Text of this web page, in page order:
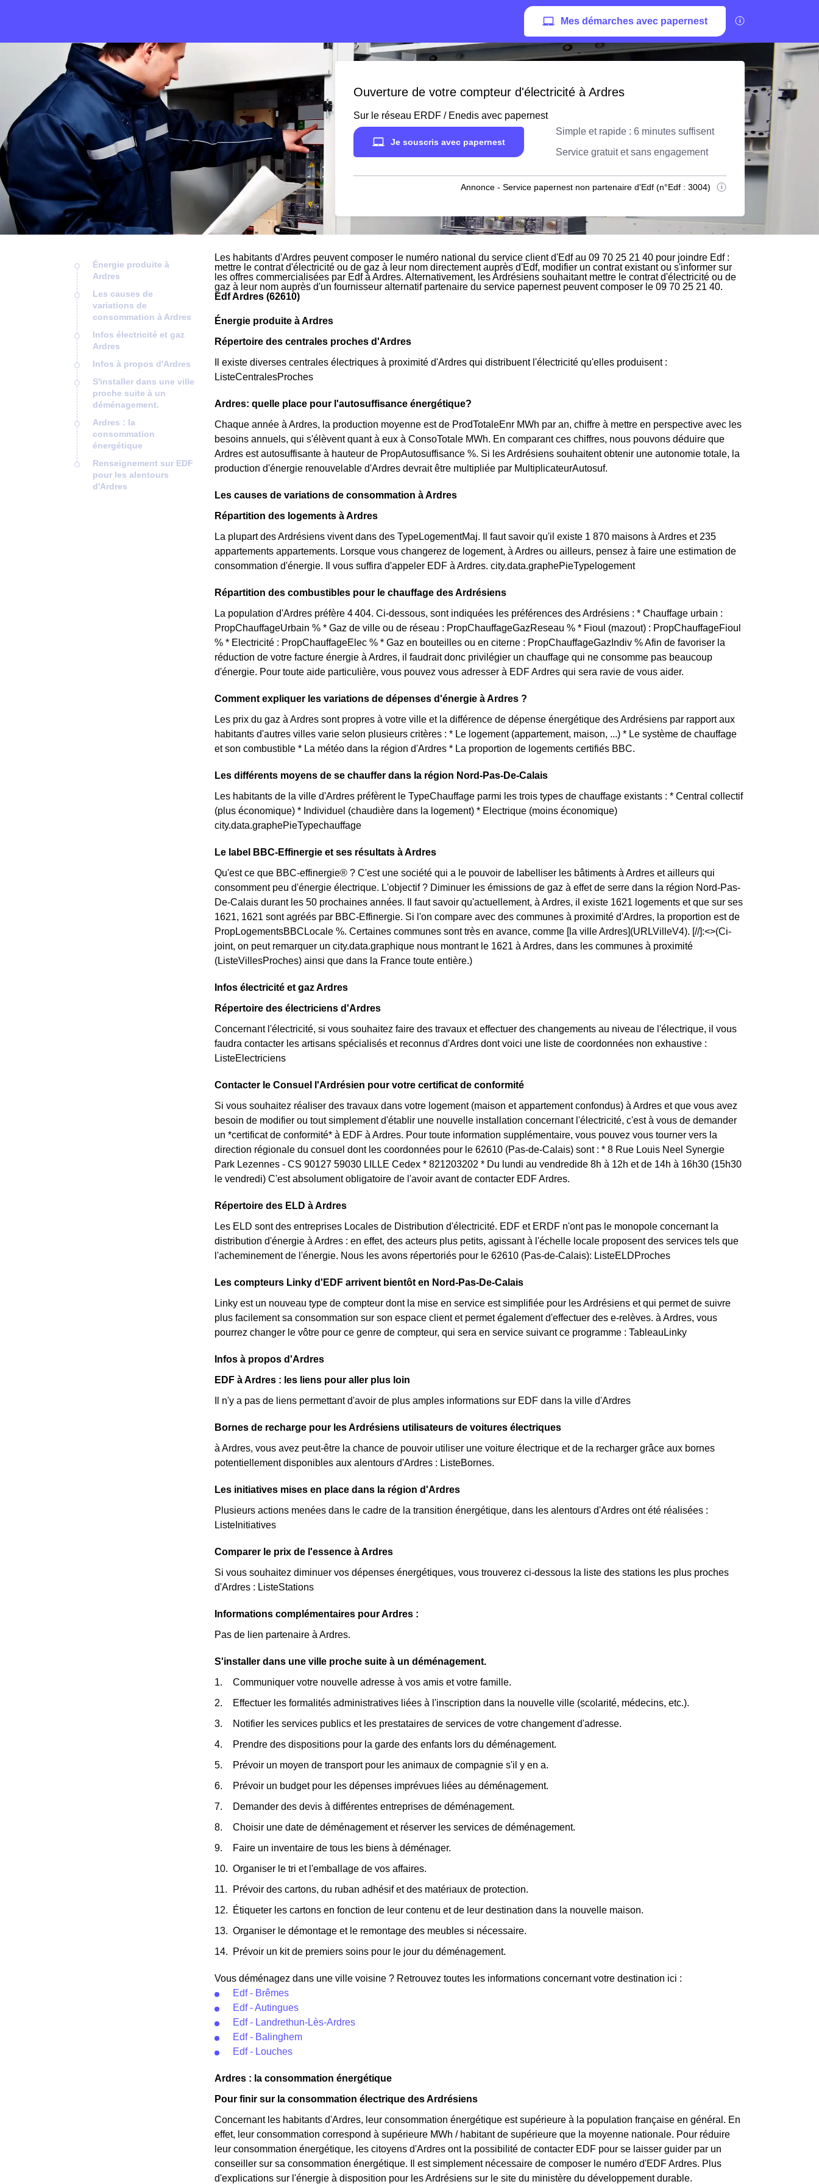
Mes démarches avec papernest
Ouverture de votre compteur d'électricité à Ardres
Sur le réseau ERDF / Enedis avec papernest
Je souscris avec papernest
Simple et rapide : 6 minutes suffisent
Service gratuit et sans engagement
Annonce - Service papernest non partenaire d'Edf (n°Edf : 3004)
Énergie produite à
Ardres
Les causes de
variations de
consommation à Ardres
Infos électricité et gaz
Ardres
Infos à propos d'Ardres
S'installer dans une ville
proche suite à un
déménagement.
Ardres : la
consommation
énergétique
Renseignement sur EDF
pour les alentours
d'Ardres
Les habitants d'Ardres peuvent composer le numéro national du service client d'Edf au 09 70 25 21 40 pour joindre Edf :
mettre le contrat d'électricité ou de gaz à leur nom directement auprès d'Edf, modifier un contrat existant ou s'informer sur
les offres commercialisées par Edf à Ardres. Alternativement, les Ardrésiens souhaitant mettre le contrat d'électricité ou de
gaz à leur nom auprès d'un fournisseur alternatif partenaire du service papernest peuvent composer le 09 70 25 21 40.
Edf Ardres (62610)
Énergie produite à Ardres
Répertoire des centrales proches d'Ardres
Il existe diverses centrales électriques à proximité d'Ardres qui distribuent l'électricité qu'elles produisent :
ListeCentralesProches
Ardres: quelle place pour l'autosuffisance énergétique?
Chaque année à Ardres, la production moyenne est de ProdTotaleEnr MWh par an, chiffre à mettre en perspective avec les
besoins annuels, qui s'élèvent quant à eux à ConsoTotale MWh. En comparant ces chiffres, nous pouvons déduire que
Ardres est autosuffisante à hauteur de PropAutosuffisance %. Si les Ardrésiens souhaitent obtenir une autonomie totale, la
production d'énergie renouvelable d'Ardres devrait être multipliée par MultiplicateurAutosuf.
Les causes de variations de consommation à Ardres
Répartition des logements à Ardres
La plupart des Ardrésiens vivent dans des TypeLogementMaj. Il faut savoir qu'il existe 1 870 maisons à Ardres et 235
appartements appartements. Lorsque vous changerez de logement, à Ardres ou ailleurs, pensez à faire une estimation de
consommation d'énergie. Il vous suffira d'appeler EDF à Ardres. city.data.graphePieTypelogement
Répartition des combustibles pour le chauffage des Ardrésiens
La population d'Ardres préfère 4 404. Ci-dessous, sont indiquées les préférences des Ardrésiens : * Chauffage urbain :
PropChauffageUrbain % * Gaz de ville ou de réseau : PropChauffageGazReseau % * Fioul (mazout) : PropChauffageFioul
% * Electricité : PropChauffageElec % * Gaz en bouteilles ou en citerne : PropChauffageGazIndiv % Afin de favoriser la
réduction de votre facture énergie à Ardres, il faudrait donc privilégier un chauffage qui ne consomme pas beaucoup
d'énergie. Pour toute aide particulière, vous pouvez vous adresser à EDF Ardres qui sera ravie de vous aider.
Comment expliquer les variations de dépenses d'énergie à Ardres ?
Les prix du gaz à Ardres sont propres à votre ville et la différence de dépense énergétique des Ardrésiens par rapport aux
habitants d'autres villes varie selon plusieurs critères : * Le logement (appartement, maison, ...) * Le système de chauffage
et son combustible * La météo dans la région d'Ardres * La proportion de logements certifiés BBC.
Les différents moyens de se chauffer dans la région Nord-Pas-De-Calais
Les habitants de la ville d'Ardres préfèrent le TypeChauffage parmi les trois types de chauffage existants : * Central collectif
(plus économique) * Individuel (chaudière dans la logement) * Electrique (moins économique)
city.data.graphePieTypechauffage
Le label BBC-Effinergie et ses résultats à Ardres
Qu'est ce que BBC-effinergie® ? C'est une société qui a le pouvoir de labelliser les bâtiments à Ardres et ailleurs qui
consomment peu d'énergie électrique. L'objectif ? Diminuer les émissions de gaz à effet de serre dans la région Nord-Pas-
De-Calais durant les 50 prochaines années. Il faut savoir qu'actuellement, à Ardres, il existe 1621 logements et que sur ses
1621, 1621 sont agréés par BBC-Effinergie. Si l'on compare avec des communes à proximité d'Ardres, la proportion est de
PropLogementsBBCLocale %. Certaines communes sont très en avance, comme [la ville Ardres](URLVilleV4). [//]:<>(Ci-
joint, on peut remarquer un city.data.graphique nous montrant le 1621 à Ardres, dans les communes à proximité
(ListeVillesProches) ainsi que dans la France toute entière.)
Infos électricité et gaz Ardres
Répertoire des électriciens d'Ardres
Concernant l'électricité, si vous souhaitez faire des travaux et effectuer des changements au niveau de l'électrique, il vous
faudra contacter les artisans spécialisés et reconnus d'Ardres dont voici une liste de coordonnées non exhaustive :
ListeElectriciens
Contacter le Consuel l'Ardrésien pour votre certificat de conformité
Si vous souhaitez réaliser des travaux dans votre logement (maison et appartement confondus) à Ardres et que vous avez
besoin de modifier ou tout simplement d'établir une nouvelle installation concernant l'électricité, c'est à vous de demander
un *certificat de conformité* à EDF à Ardres. Pour toute information supplémentaire, vous pouvez vous tourner vers la
direction régionale du consuel dont les coordonnées pour le 62610 (Pas-de-Calais) sont : * 8 Rue Louis Neel Synergie
Park Lezennes - CS 90127 59030 LILLE Cedex * 821203202 * Du lundi au vendredide 8h à 12h et de 14h à 16h30 (15h30
le vendredi) C'est absolument obligatoire de l'avoir avant de contacter EDF Ardres.
Répertoire des ELD à Ardres
Les ELD sont des entreprises Locales de Distribution d'électricité. EDF et ERDF n'ont pas le monopole concernant la
distribution d'énergie à Ardres : en effet, des acteurs plus petits, agissant à l'échelle locale proposent des services tels que
l'acheminement de l'énergie. Nous les avons répertoriés pour le 62610 (Pas-de-Calais): ListeELDProches
Les compteurs Linky d'EDF arrivent bientôt en Nord-Pas-De-Calais
Linky est un nouveau type de compteur dont la mise en service est simplifiée pour les Ardrésiens et qui permet de suivre
plus facilement sa consommation sur son espace client et permet également d'effectuer des e-relèves. à Ardres, vous
pourrez changer le vôtre pour ce genre de compteur, qui sera en service suivant ce programme : TableauLinky
Infos à propos d'Ardres
EDF à Ardres : les liens pour aller plus loin
Il n'y a pas de liens permettant d'avoir de plus amples informations sur EDF dans la ville d'Ardres
Bornes de recharge pour les Ardrésiens utilisateurs de voitures électriques
à Ardres, vous avez peut-être la chance de pouvoir utiliser une voiture électrique et de la recharger grâce aux bornes
potentiellement disponibles aux alentours d'Ardres : ListeBornes.
Les initiatives mises en place dans la région d'Ardres
Plusieurs actions menées dans le cadre de la transition énergétique, dans les alentours d'Ardres ont été réalisées :
ListeInitiatives
Comparer le prix de l'essence à Ardres
Si vous souhaitez diminuer vos dépenses énergétiques, vous trouverez ci-dessous la liste des stations les plus proches
d'Ardres : ListeStations
Informations complémentaires pour Ardres :
Pas de lien partenaire à Ardres.
S'installer dans une ville proche suite à un déménagement.
Communiquer votre nouvelle adresse à vos amis et votre famille.
Effectuer les formalités administratives liées à l'inscription dans la nouvelle ville (scolarité, médecins, etc.).
Notifier les services publics et les prestataires de services de votre changement d'adresse.
Prendre des dispositions pour la garde des enfants lors du déménagement.
Prévoir un moyen de transport pour les animaux de compagnie s'il y en a.
Prévoir un budget pour les dépenses imprévues liées au déménagement.
Demander des devis à différentes entreprises de déménagement.
Choisir une date de déménagement et réserver les services de déménagement.
Faire un inventaire de tous les biens à déménager.
Organiser le tri et l'emballage de vos affaires.
Prévoir des cartons, du ruban adhésif et des matériaux de protection.
Étiqueter les cartons en fonction de leur contenu et de leur destination dans la nouvelle maison.
Organiser le démontage et le remontage des meubles si nécessaire.
Prévoir un kit de premiers soins pour le jour du déménagement.
Vous déménagez dans une ville voisine ? Retrouvez toutes les informations concernant votre destination ici :
Edf - Brêmes
Edf - Autingues
Edf - Landrethun-Lès-Ardres
Edf - Balinghem
Edf - Louches
Ardres : la consommation énergétique
Pour finir sur la consommation électrique des Ardrésiens
Concernant les habitants d'Ardres, leur consommation énergétique est supérieure à la population française en général. En
effet, leur consommation correspond à supérieure MWh / habitant de supérieure que la moyenne nationale. Pour réduire
leur consommation énergétique, les citoyens d'Ardres ont la possibilité de contacter EDF pour se laisser guider par un
conseiller sur sa consommation énergétique. Il est simplement nécessaire de composer le numéro d'EDF Ardres. Plus
d'explications sur l'énergie à disposition pour les Ardrésiens sur le site du ministère du développement durable.